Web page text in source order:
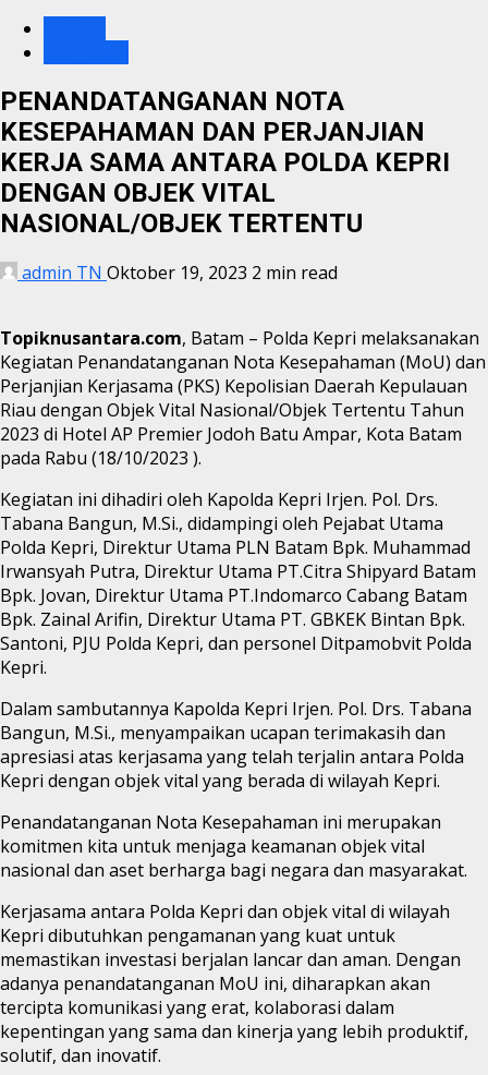
PENANDATANGANAN NOTA
KESEPAHAMAN DAN PERJANJIAN
KERJA SAMA ANTARA POLDA KEPRI
DENGAN OBJEK VITAL
NASIONAL/OBJEK TERTENTU
admin TN Oktober 19, 2023 2 min read
Topiknusantara.com, Batam – Polda Kepri melaksanakan
Kegiatan Penandatanganan Nota Kesepahaman (MoU) dan
Perjanjian Kerjasama (PKS) Kepolisian Daerah Kepulauan
Riau dengan Objek Vital Nasional/Objek Tertentu Tahun
2023 di Hotel AP Premier Jodoh Batu Ampar, Kota Batam
pada Rabu (18/10/2023 ).
Kegiatan ini dihadiri oleh Kapolda Kepri Irjen. Pol. Drs.
Tabana Bangun, M.Si., didampingi oleh Pejabat Utama
Polda Kepri, Direktur Utama PLN Batam Bpk. Muhammad
Irwansyah Putra, Direktur Utama PT.Citra Shipyard Batam
Bpk. Jovan, Direktur Utama PT.Indomarco Cabang Batam
Bpk. Zainal Arifin, Direktur Utama PT. GBKEK Bintan Bpk.
Santoni, PJU Polda Kepri, dan personel Ditpamobvit Polda
Kepri.
Dalam sambutannya Kapolda Kepri Irjen. Pol. Drs. Tabana
Bangun, M.Si., menyampaikan ucapan terimakasih dan
apresiasi atas kerjasama yang telah terjalin antara Polda
Kepri dengan objek vital yang berada di wilayah Kepri.
Penandatanganan Nota Kesepahaman ini merupakan
komitmen kita untuk menjaga keamanan objek vital
nasional dan aset berharga bagi negara dan masyarakat.
Kerjasama antara Polda Kepri dan objek vital di wilayah
Kepri dibutuhkan pengamanan yang kuat untuk
memastikan investasi berjalan lancar dan aman. Dengan
adanya penandatanganan MoU ini, diharapkan akan
tercipta komunikasi yang erat, kolaborasi dalam
kepentingan yang sama dan kinerja yang lebih produktif,
solutif, dan inovatif.